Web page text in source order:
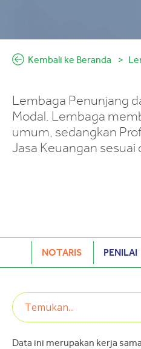
Kembali ke Beranda
Lembaga Penunjang
Modal. Lembaga
umum, sedangkan
Jasa Keuangan
NOTARIS PENILAI
Data ini merupakan kerja